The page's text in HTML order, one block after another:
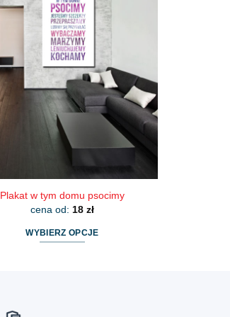
wiele
wariantów.
Opcje
można
wybrać
na
stronie
produktu
Plakat w tym domu psocimy
cena od: 18 zł
WYBIERZ OPCJE